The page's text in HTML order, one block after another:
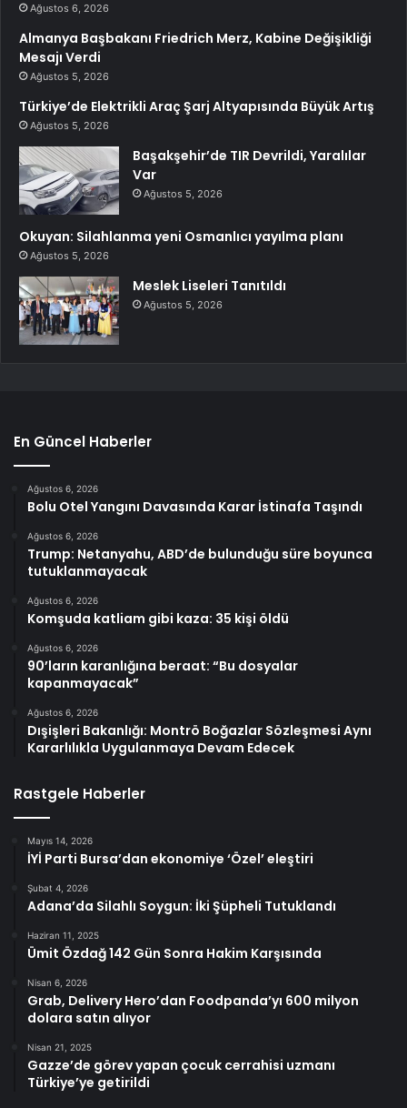
Ağustos 6, 2026
Almanya Başbakanı Friedrich Merz, Kabine Değişikliği
Mesajı Verdi
Ağustos 5, 2026
Türkiye’de Elektrikli Araç Şarj Altyapısında Büyük Artış
Ağustos 5, 2026
Başakşehir’de TIR Devrildi, Yaralılar
Var
Ağustos 5, 2026
Okuyan: Silahlanma yeni Osmanlıcı yayılma planı
Ağustos 5, 2026
Meslek Liseleri Tanıtıldı
Ağustos 5, 2026
En Güncel Haberler
Ağustos 6, 2026
Bolu Otel Yangını Davasında Karar İstinafa Taşındı
Ağustos 6, 2026
Trump: Netanyahu, ABD’de bulunduğu süre boyunca
tutuklanmayacak
Ağustos 6, 2026
Komşuda katliam gibi kaza: 35 kişi öldü
Ağustos 6, 2026
90’ların karanlığına beraat: “Bu dosyalar
kapanmayacak”
Ağustos 6, 2026
Dışişleri Bakanlığı: Montrö Boğazlar Sözleşmesi Aynı
Kararlılıkla Uygulanmaya Devam Edecek
Rastgele Haberler
Mayıs 14, 2026
İYİ Parti Bursa’dan ekonomiye ‘Özel’ eleştiri
Şubat 4, 2026
Adana’da Silahlı Soygun: İki Şüpheli Tutuklandı
Haziran 11, 2025
Ümit Özdağ 142 Gün Sonra Hakim Karşısında
Nisan 6, 2026
Grab, Delivery Hero’dan Foodpanda’yı 600 milyon
dolara satın alıyor
Nisan 21, 2025
Gazze’de görev yapan çocuk cerrahisi uzmanı
Türkiye’ye getirildi